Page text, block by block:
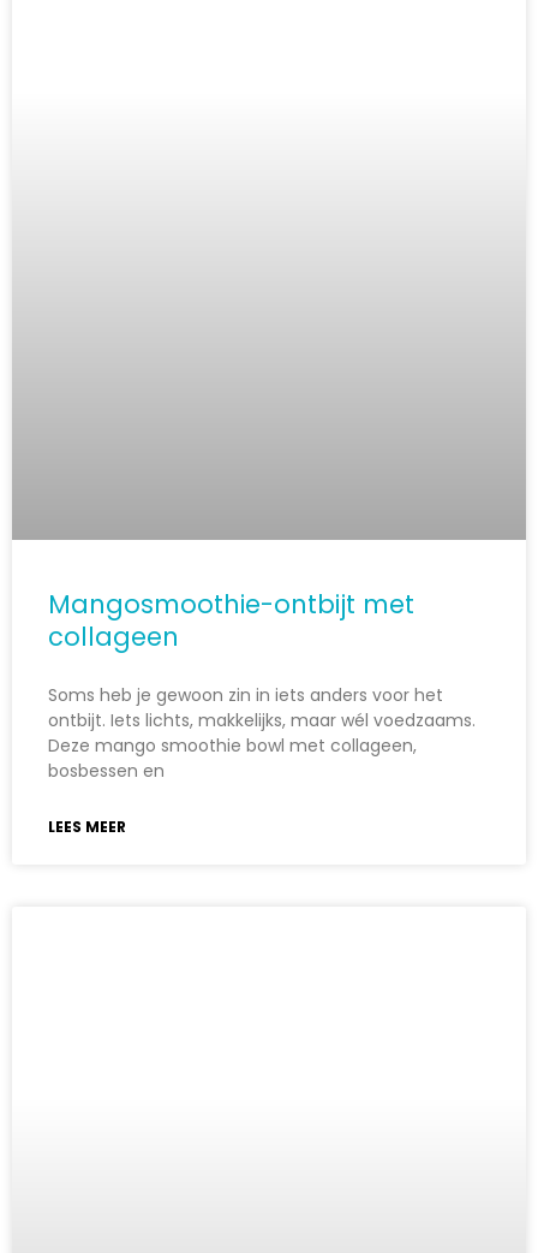
Mangosmoothie-ontbijt met
collageen
Soms heb je gewoon zin in iets anders voor het
ontbijt. Iets lichts, makkelijks, maar wél voedzaams.
Deze mango smoothie bowl met collageen,
bosbessen en
LEES MEER